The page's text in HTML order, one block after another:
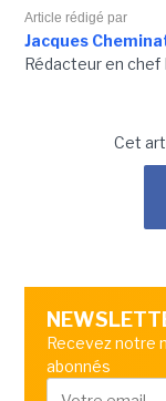
Article rédigé par
Jacques
Rédacteur en chef
Cet
Recevez notre
abonnés